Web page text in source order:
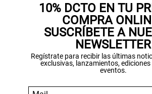
10% DCTO EN TU
COMPRA
SUSCRÍBETE A
NEWSLETTER
Regístrate para recibir las últimas
exclusivas, lanzamientos,
eventos.